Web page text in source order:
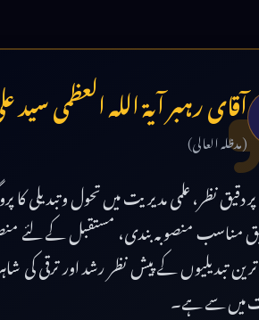
آقای رہبر آیۃ اللہ العظمی سید
(مدظلہ العالی)
دقیق نظر، علمی مدیریت میں تحول و تبدیلی
مناسب منصوبہ بندی، مستقبل کے لئے
تبدیلیوں کے پیش نظر رشد اور ترقی کی
میں سے ہے۔